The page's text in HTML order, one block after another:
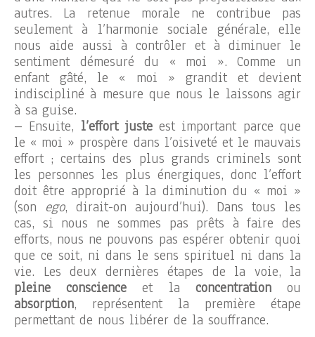
autres. La retenue morale ne contribue pas
seulement à l’harmonie sociale générale, elle
nous aide aussi à contrôler et à diminuer le
sentiment démesuré du « moi ». Comme un
enfant gâté, le « moi » grandit et devient
indiscipliné à mesure que nous le laissons agir
à sa guise.
– Ensuite, l’effort justeest important parce que
le « moi » prospère dans l’oisiveté et le mauvais
effort ; certains des plus grands criminels sont
les personnes les plus énergiques, donc l’effort
doit être approprié à la diminution du « moi »
(son ego, dirait-on aujourd’hui). Dans tous les
cas, si nous ne sommes pas prêts à faire des
efforts, nous ne pouvons pas espérer obtenir quoi
que ce soit, ni dans le sens spirituel ni dans la
vie. Les deux dernières étapes de la voie, la
pleine conscience et la concentrationou
absorption, représentent la première étape
permettant de nous libérer de la souffrance.